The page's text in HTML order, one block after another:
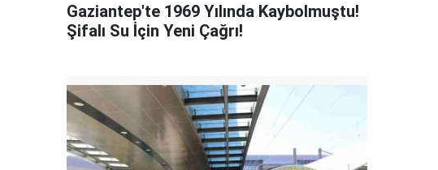
Gaziantep'te 1969 Yılında Kaybolmuştu!
Şifalı Su İçin Yeni Çağrı!